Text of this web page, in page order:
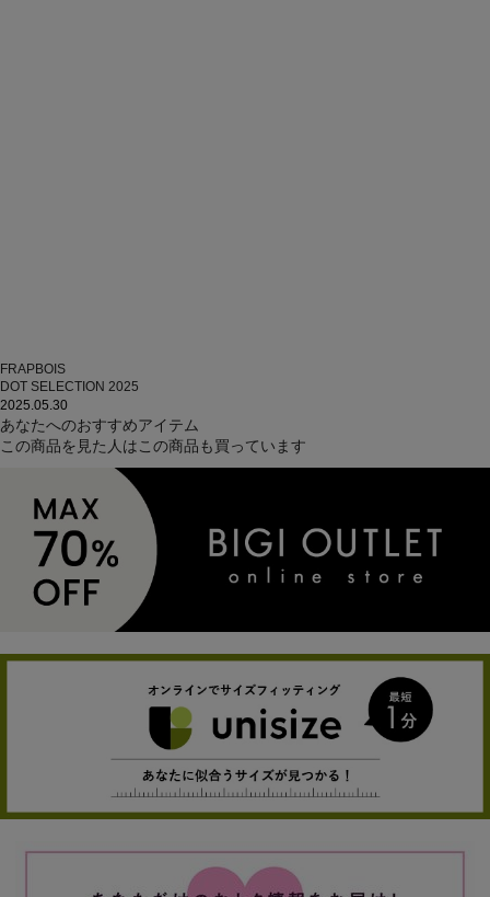
FRAPBOIS
DOT SELECTION 2025
2025.05.30
あなたへのおすすめアイテム
この商品を見た人はこの商品も買っています